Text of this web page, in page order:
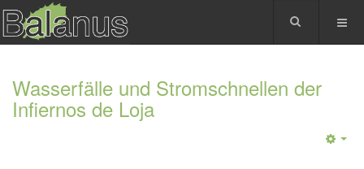
Wasserfälle und Stromschnellen der
Infiernos de Loja